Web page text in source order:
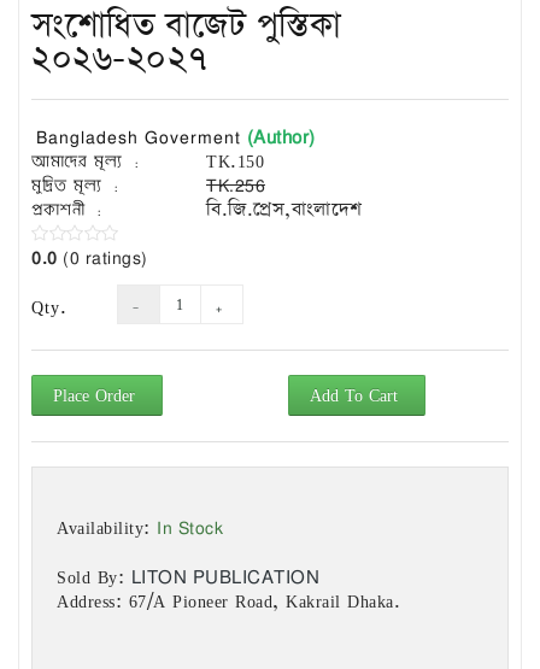
Islamic
Books
Building
Construction
&
Civil
Engineering
সংশোধিত বাজেট পুস্তিকা
২০২৬-২০২৭
Bangladesh Goverment (Author)
আমাদের মূল্য : TK.150
মুদ্রিত মূল্য :
TK.256
প্রকাশনী :
বি.জি.প্রেস,বাংলাদেশ
0.0 (0 ratings)
Qty.
Place Order Add To Cart
Availability: In Stock
Sold By: LITON PUBLICATION
Address: 67/A Pioneer Road, Kakrail Dhaka.